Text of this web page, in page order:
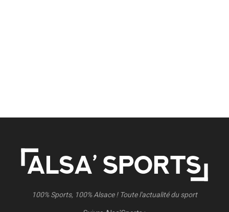
100% Sports, 100% Alsace ! Toute l'actualité du sport